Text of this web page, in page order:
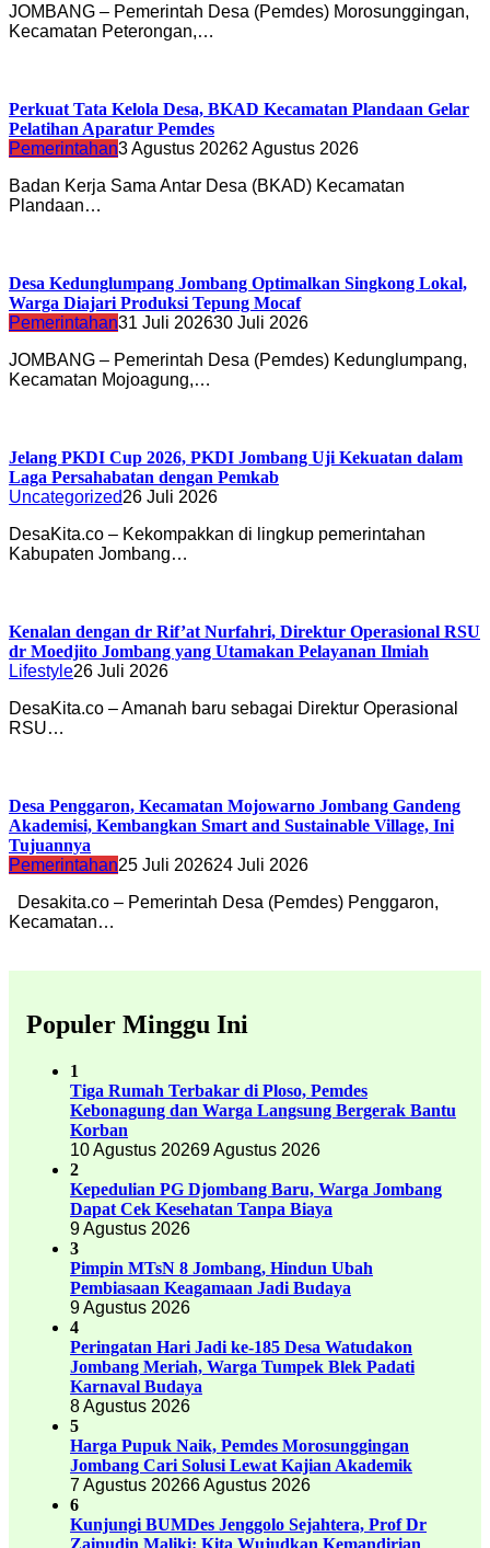
JOMBANG – Pemerintah Desa (Pemdes) Morosunggingan,
Kecamatan Peterongan,…
Perkuat Tata Kelola Desa, BKAD Kecamatan Plandaan Gelar
Pelatihan Aparatur Pemdes
Pemerintahan3 Agustus 20262 Agustus 2026
Badan Kerja Sama Antar Desa (BKAD) Kecamatan
Plandaan…
Desa Kedunglumpang Jombang Optimalkan Singkong Lokal,
Warga Diajari Produksi Tepung Mocaf
Pemerintahan31 Juli 202630 Juli 2026
JOMBANG – Pemerintah Desa (Pemdes) Kedunglumpang,
Kecamatan Mojoagung,…
Jelang PKDI Cup 2026, PKDI Jombang Uji Kekuatan dalam
Laga Persahabatan dengan Pemkab
Uncategorized26 Juli 2026
DesaKita.co – Kekompakkan di lingkup pemerintahan
Kabupaten Jombang…
Kenalan dengan dr Rif’at Nurfahri, Direktur Operasional RSU
dr Moedjito Jombang yang Utamakan Pelayanan Ilmiah
Lifestyle26 Juli 2026
DesaKita.co – Amanah baru sebagai Direktur Operasional
RSU…
Desa Penggaron, Kecamatan Mojowarno Jombang Gandeng
Akademisi, Kembangkan Smart and Sustainable Village, Ini
Tujuannya
Pemerintahan25 Juli 202624 Juli 2026
Desakita.co – Pemerintah Desa (Pemdes) Penggaron,
Kecamatan…
Populer Minggu Ini
1
Tiga Rumah Terbakar di Ploso, Pemdes
Kebonagung dan Warga Langsung Bergerak Bantu
Korban
10 Agustus 20269 Agustus 2026
2
Kepedulian PG Djombang Baru, Warga Jombang
Dapat Cek Kesehatan Tanpa Biaya
9 Agustus 2026
3
Pimpin MTsN 8 Jombang, Hindun Ubah
Pembiasaan Keagamaan Jadi Budaya
9 Agustus 2026
4
Peringatan Hari Jadi ke-185 Desa Watudakon
Jombang Meriah, Warga Tumpek Blek Padati
Karnaval Budaya
8 Agustus 2026
5
Harga Pupuk Naik, Pemdes Morosunggingan
Jombang Cari Solusi Lewat Kajian Akademik
7 Agustus 20266 Agustus 2026
6
Kunjungi BUMDes Jenggolo Sejahtera, Prof Dr
Zainudin Maliki: Kita Wujudkan Kemandirian